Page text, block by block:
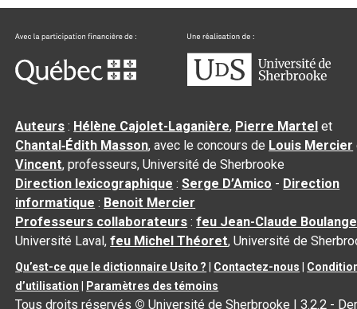
Auteurs : Hélène Cajolet-Laganière, Pierre Martel et
Chantal‑Édith Masson, avec le concours de Louis Mercier
Vincent, professeurs, Université de Sherbrooke
Direction lexicographique :Serge D’Amico - Direction
informatique : Benoit Mercier
Professeurs collaborateurs :feu Jean-Claude
Université Laval,feu Michel Théoret, Université de
Qu’est-ce que le dictionnaire Usito ? Contactez-nous
d’utilisation
Paramètres des témoins
Tous droits réservés © Université de Sherbrooke |3.2.2 -